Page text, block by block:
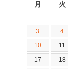
月 火
3 4
10 11
17 18